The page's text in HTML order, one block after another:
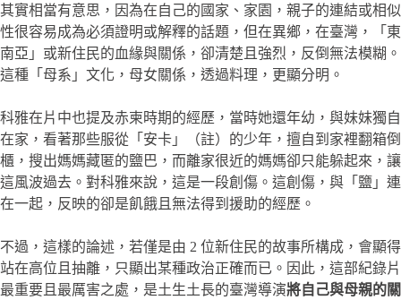
其實相當有意思，因為在自己的國家、家園，親子的連結或相似
性很容易成為必須證明或解釋的話題，但在異鄉，在臺灣，「東
南亞」或新住民的血緣與關係，卻清楚且強烈，反倒無法模糊。
這種「母系」文化，母女關係，透過料理，更顯分明。
科雅在片中也提及赤柬時期的經歷，當時她還年幼，與妹妹獨自
在家，看著那些服從「安卡」（註）的少年，擅自到家裡翻箱倒
櫃，搜出媽媽藏匿的鹽巴，而離家很近的媽媽卻只能躲起來，讓
這風波過去。對科雅來說，這是一段創傷。這創傷，與「鹽」連
在一起，反映的卻是飢餓且無法得到援助的經歷。
不過，這樣的論述，若僅是由 2 位新住民的故事所構成，會顯得
站在高位且抽離，只顯出某種政治正確而已。因此，這部紀錄片
最重要且最厲害之處，是土生土長的臺灣導演將自己與母親的關